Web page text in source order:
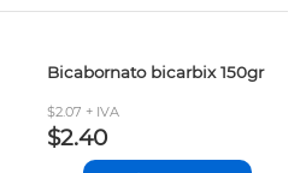
Bicabornato bicarbix 150gr
$2.07 + IVA
$2.40